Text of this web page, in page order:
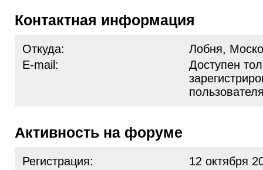
Контактная информация
Откуда:
Лобня,
E-mail:
Доступен
Активность на форуме
Регистрация:
12 октября